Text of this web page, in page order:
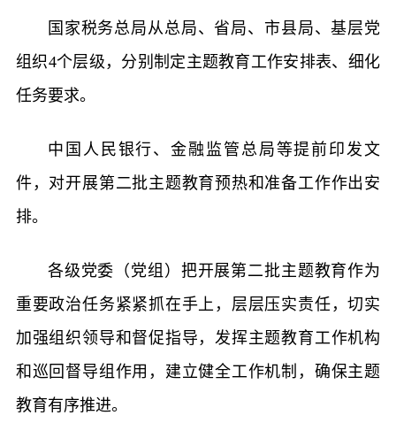
国家税务总局从总局、省局、市县局、基层党
组织4个层级，分别制定主题教育工作安排表、细化
任务要求。
中国人民银行、金融监管总局等提前印发文
件，对开展第二批主题教育预热和准备工作作出安
排。
各级党委（党组）把开展第二批主题教育作为
重要政治任务紧紧抓在手上，层层压实责任，切实
加强组织领导和督促指导，发挥主题教育工作机构
和巡回督导组作用，建立健全工作机制，确保主题
教育有序推进。